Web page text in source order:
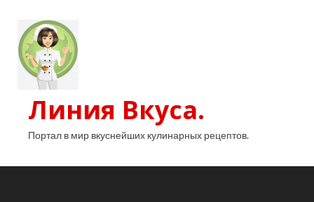
Линия Вкуса.
Портал в мир вкуснейших кулинарных рецептов.